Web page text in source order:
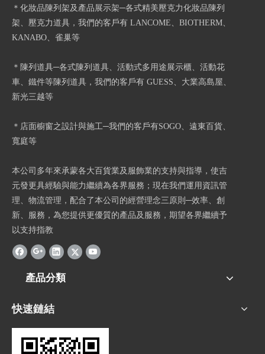
＊化妝品陳列架及產品展示架─各式精美壓克力化妝品陳列
架、壓克力道具，我們的客戶有 LANCOME、BIOTHERM、
KANABO、雀巢等
＊陳列道具─各式陳列道具、活動式多用途展示櫃、活動花
車、鐵件等陳列道具，我們的客戶有 GUESS、大業高島屋、
新光三越等
＊店面櫥窗之設計與施工─我們的客戶有SOGO、遠東百貨、
寬庭等
本公司多年來承蒙各大百貨業及服飾業的支持與指導，使吉
元發更具經驗與能力繼續為各界服務；現在我們運用資訊管
理、物流管理，配合了本公司的經營理念三原則─效率、創
新、服務，為您提供更優質的產品及服務，期望各界繼續予
以支持指教
產品分類
快速鏈結